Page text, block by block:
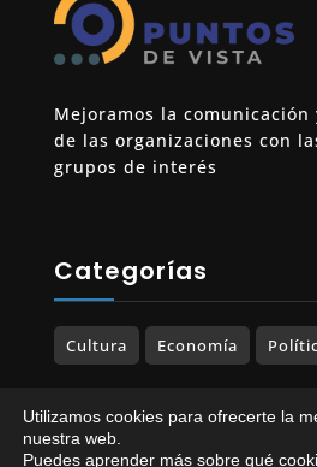
Mejoramos la
de las organizaciones con
grupos de interés
Categorías
Cultura Economía
Utilizamos cookies para ofrecerte la
nuestra web.
Puedes aprender más sobre qué